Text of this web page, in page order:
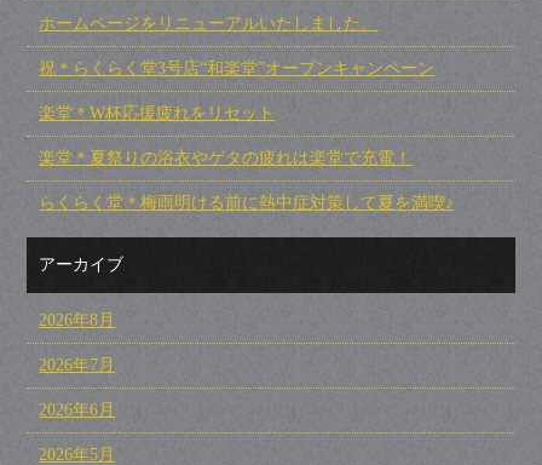
ホームページをリニューアルいたしました。
祝＊らくらく堂3号店“和楽堂”オープンキャンペーン
楽堂＊W杯応援疲れをリセット
楽堂＊夏祭りの浴衣やゲタの疲れは楽堂で充電！
らくらく堂＊梅雨明ける前に熱中症対策して夏を満喫♪
アーカイブ
2026年8月
2026年7月
2026年6月
2026年5月